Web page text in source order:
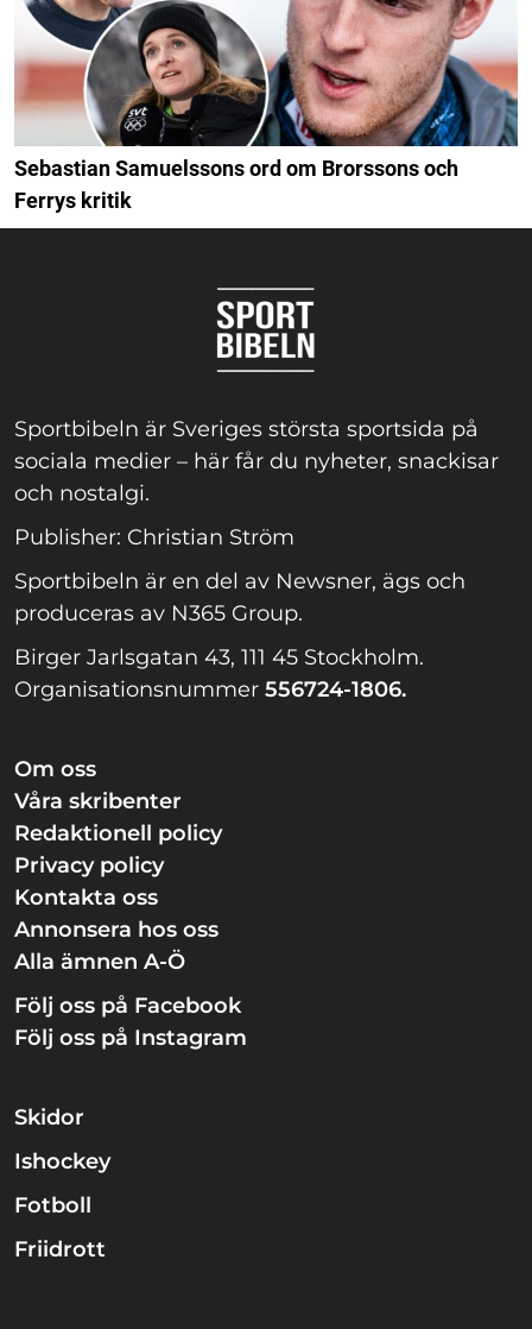
Sebastian Samuelssons ord om Brorssons och
Ferrys kritik
Sportbibeln är Sveriges största sportsida på
sociala medier – här får du nyheter, snackisar
och nostalgi.
Publisher: Christian Ström
Sportbibeln är en del av Newsner, ägs och
produceras av N365 Group.
Birger Jarlsgatan 43, 111 45 Stockholm.
Organisationsnummer 556724-1806.
Om oss
Våra skribenter
Redaktionell policy
Privacy policy
Kontakta oss
Annonsera hos oss
Alla ämnen A-Ö
Följ oss på Facebook
Följ oss på Instagram
Skidor
Ishockey
Fotboll
Friidrott